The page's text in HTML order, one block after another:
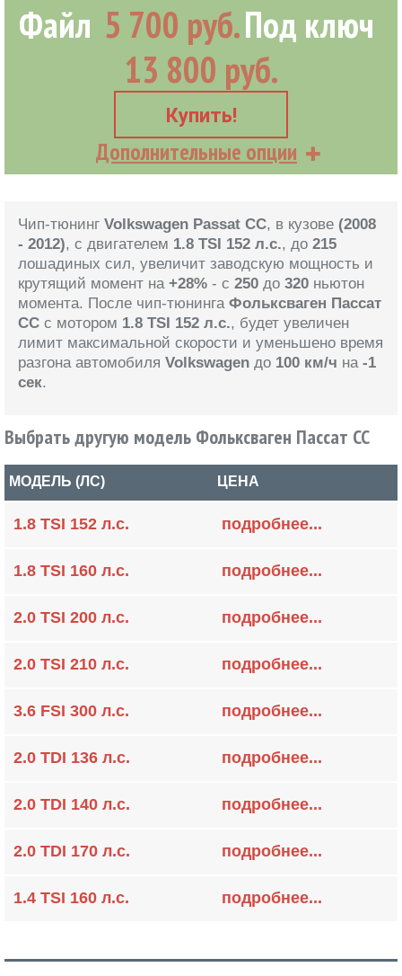
Файл 5 700 руб.Под ключ
13 800 руб.
Купить!
Дополнительные опции
Чип-тюнинг Volkswagen Passat CC, в кузове (2008
- 2012), с двигателем 1.8 TSI 152 л.с., до 215
лошадиных сил, увеличит заводскую мощность и
крутящий момент на +28% - с 250 до 320 ньютон
момента. После чип-тюнинга Фольксваген Пассат
CC с мотором 1.8 TSI 152 л.с., будет увеличен
лимит максимальной скорости и уменьшено время
разгона автомобиля Volkswagen до 100 км/ч на -1
сек.
Выбрать другую модель Фольксваген Пассат CC
МОДЕЛЬ (ЛС) ЦЕНА
1.8 TSI 152 л.с. подробнее...
1.8 TSI 160 л.с. подробнее...
2.0 TSI 200 л.с. подробнее...
2.0 TSI 210 л.с. подробнее...
3.6 FSI 300 л.с. подробнее...
2.0 TDI 136 л.с. подробнее...
2.0 TDI 140 л.с. подробнее...
2.0 TDI 170 л.с. подробнее...
1.4 TSI 160 л.с. подробнее...